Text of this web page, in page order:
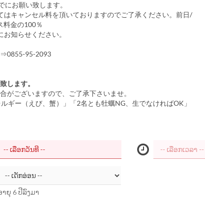
お願い致します。
はキャンセル料を頂いておりますのでご了承ください。前日/
料金の100％
知らせください。
⇒0855-95-2093
します。
がございますので、ご了承下さいませ。
ギー（えび、蟹）」「2名とも牡蠣NG、生でなければOK」
າຍຸ 6 ປີລົງມາ